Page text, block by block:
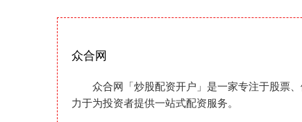
众合网
众合网「炒股配资开户」是一家专注于股票
力于为投资者提供一站式配资服务。